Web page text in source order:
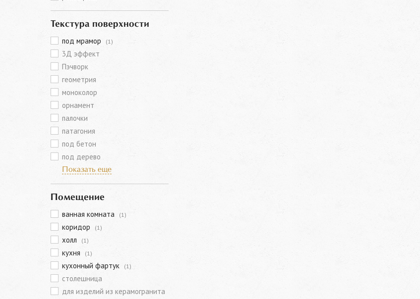
Текстура поверхности
под мрамор (1)
3Д эффект
Пэчворк
геометрия
моноколор
орнамент
палочки
патагония
под бетон
под дерево
Показать еще
Помещение
ванная комната (1)
коридор (1)
холл (1)
кухня (1)
кухонный фартук (1)
столешница
для изделий из керамогранита